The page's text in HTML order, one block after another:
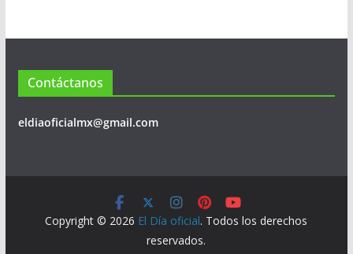
Contáctanos
eldiaoficialmx@gmail.com
Copyright © 2026 El Día oficial. Todos los derechos
reservados.